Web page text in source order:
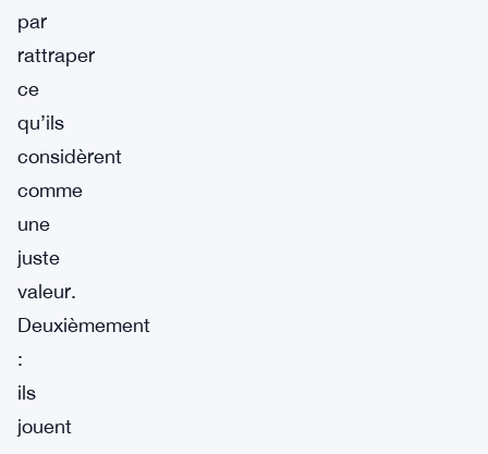
par
rattraper
ce
qu’ils
considèrent
comme
une
juste
valeur.
Deuxièmement
:
ils
jouent